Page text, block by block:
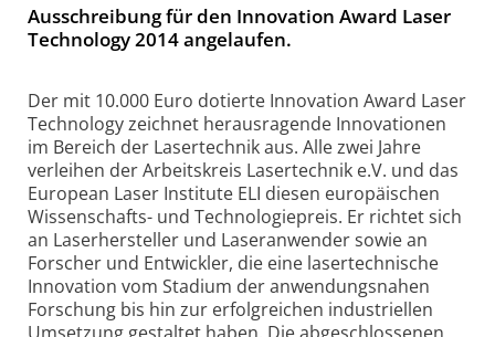
Ausschreibung für den Innovation Award Laser
Technology 2014 angelaufen.
Der mit 10.000 Euro dotierte Innovation Award Laser
Technology zeichnet herausragende Innovationen
im Bereich der Lasertechnik aus. Alle zwei Jahre
verleihen der Arbeitskreis Lasertechnik e.V. und das
European Laser Institute ELI diesen europäischen
Wissenschafts- und Technologiepreis. Er richtet sich
an Laserhersteller und Laseranwender sowie an
Forscher und Entwickler, die eine lasertechnische
Innovation vom Stadium der anwendungsnahen
Forschung bis hin zur erfolgreichen industriellen